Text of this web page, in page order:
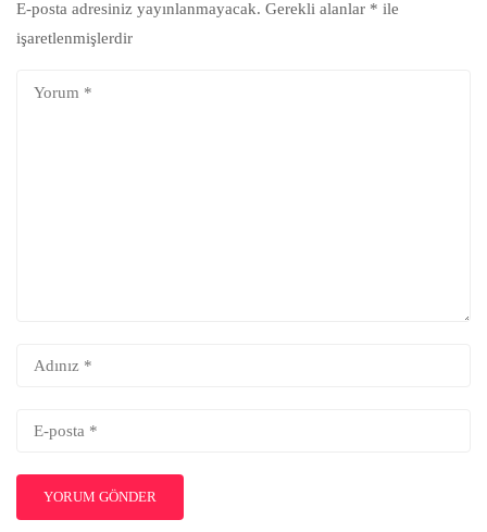
E-posta adresiniz yayınlanmayacak. Gerekli alanlar * ile
işaretlenmişlerdir